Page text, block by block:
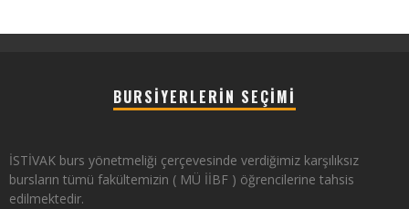
BURSIYERLERIN SEÇIMI
İSTİVAK burs yönetmeliği çerçevesinde verdiğimiz karşılıksız
bursların tümü fakültemizin ( MÜ İİBF ) öğrencilerine tahsis
edilmektedir.